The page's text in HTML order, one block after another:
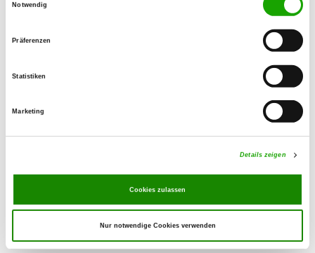
Notwendig
Präferenzen
Statistiken
Marketing
Details zeigen
Cookies zulassen
Nur notwendige Cookies verwenden
Details
Medewitzer Str. 26
01877 Demitz-Thumitz